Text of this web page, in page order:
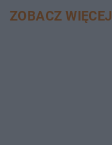
ZOBACZ WIĘCEJ